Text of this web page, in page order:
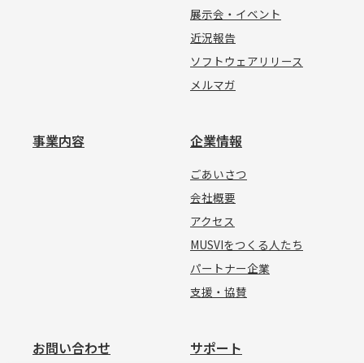
展示会・イベント
近況報告
ソフトウェアリリース
メルマガ
事業内容 企業情報
ごあいさつ
会社概要
アクセス
MUSVIをつくる人たち
パートナー企業
支援・協賛
お問い合わせ サポート